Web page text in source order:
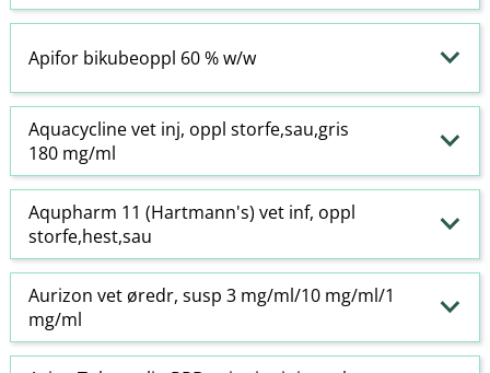
Apifor bikubeoppl 60 % w​/​w
Aquacycline vet inj, oppl storfe,sau,gris
180 mg/ml
Aqupharm 11 (Hartmann's) vet inf, oppl
storfe,hest,sau
Aurizon vet øredr, susp 3 mg/ml/10 mg/ml/1
mg/ml